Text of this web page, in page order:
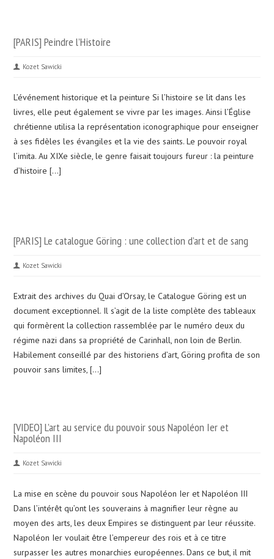
[PARIS] Peindre l’Histoire
Kozet Sawicki
L’événement historique et la peinture Si l’histoire se lit dans les
livres, elle peut également se vivre par les images. Ainsi l’Église
chrétienne utilisa la représentation iconographique pour enseigner
à ses fidèles les évangiles et la vie des saints. Le pouvoir royal
l’imita. Au XIXe siècle, le genre faisait toujours fureur : la peinture
d’histoire […]
[PARIS] Le catalogue Göring : une collection d’art et de sang
Kozet Sawicki
Extrait des archives du Quai d’Orsay, le Catalogue Göring est un
document exceptionnel. Il s’agit de la liste complète des tableaux
qui formèrent la collection rassemblée par le numéro deux du
régime nazi dans sa propriété de Carinhall, non loin de Berlin.
Habilement conseillé par des historiens d’art, Göring profita de son
pouvoir sans limites, […]
[VIDEO] L’art au service du pouvoir sous Napoléon Ier et
Napoléon III
Kozet Sawicki
La mise en scène du pouvoir sous Napoléon Ier et Napoléon III
Dans l’intérêt qu’ont les souverains à magnifier leur règne au
moyen des arts, les deux Empires se distinguent par leur réussite.
Napoléon Ier voulait être l’empereur des rois et à ce titre
surpasser les autres monarchies européennes. Dans ce but, il mit